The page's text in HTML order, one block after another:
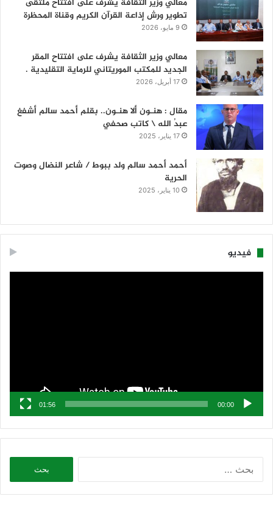
تطوير ورش إذاعة القرآن الكريم وقناة المحظرة
9 مايو، 2026
معالي وزير الثقافة يشرف على افتتاح المقر
الجديد للمكتب الموريتاني للرماية التقليدية .
17 أبريل، 2026
مقال : هنـون ألا هنـون.. بقلم أحمد سالم أشفغ
عبدُ الله \ كاتب صحفي
17 يناير، 2025
أحمد أحمد سالم ولد ببوط / شاعر النضال وصوت
الحرية
10 يناير، 2025
فيديو
00:00
01:56